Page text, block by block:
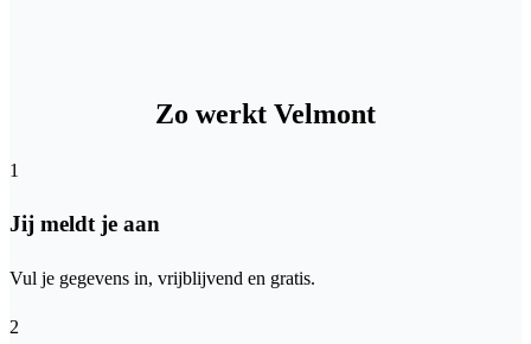
Zo werkt Velmont
1
Jij meldt je aan
Vul je gegevens in, vrijblijvend en gratis.
2